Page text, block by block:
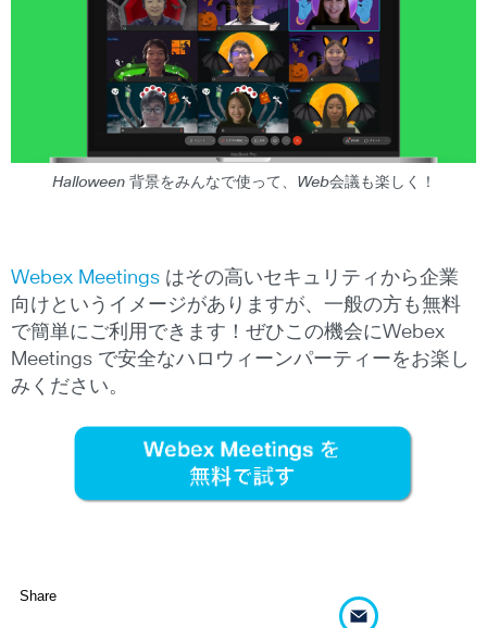
Halloween 背景をみんなで使って、Web会議も楽しく！
Webex Meetings はその高いセキュリティから企業
向けというイメージがありますが、一般の方も無料
で簡単にご利用できます！ぜひこの機会にWebex
Meetings で安全なハロウィーンパーティーをお楽し
みください。
Share